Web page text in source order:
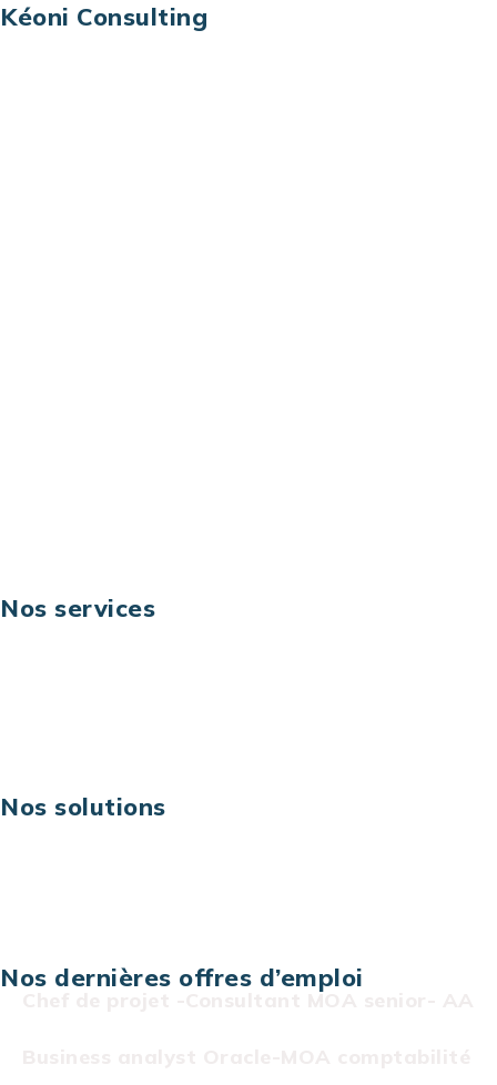
Kéoni Consulting
Nos services
Nos solutions
Nos dernières offres d’emploi
Chef de projet -Consultant MOA senior- AA